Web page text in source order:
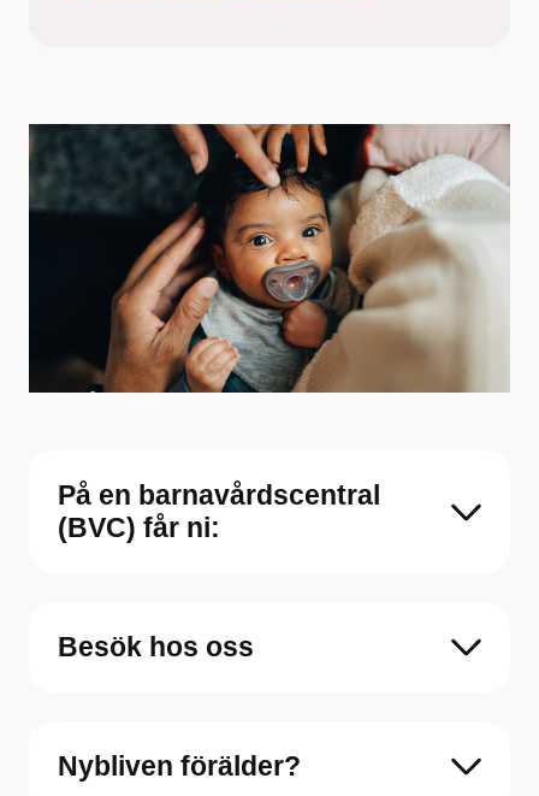
På en barnavårdscentral
(BVC) får ni:
Besök hos oss
Nybliven förälder?